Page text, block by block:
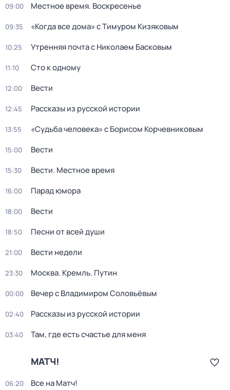
09:00 Местное время. Воскресенье
09:35 «Когда все дома» с Тимуром Кизяковым
10:25 Утренняя почта с Николаем Басковым
11:10 Сто к одному
12:00 Вести
12:45 Рассказы из русской истории
13:55 «Судьба человека» с Борисом Корчевниковым
15:00 Вести
15:30 Вести. Местное время
16:00 Парад юмора
18:00 Вести
18:50 Песни от всей души
21:00 Вести недели
23:30 Москва. Кремль. Путин
00:00 Вечер с Владимиром Соловьёвым
02:40 Рассказы из русской истории
03:40 Там, где есть счастье для меня
МАТЧ!
06:20 Все на Матч!